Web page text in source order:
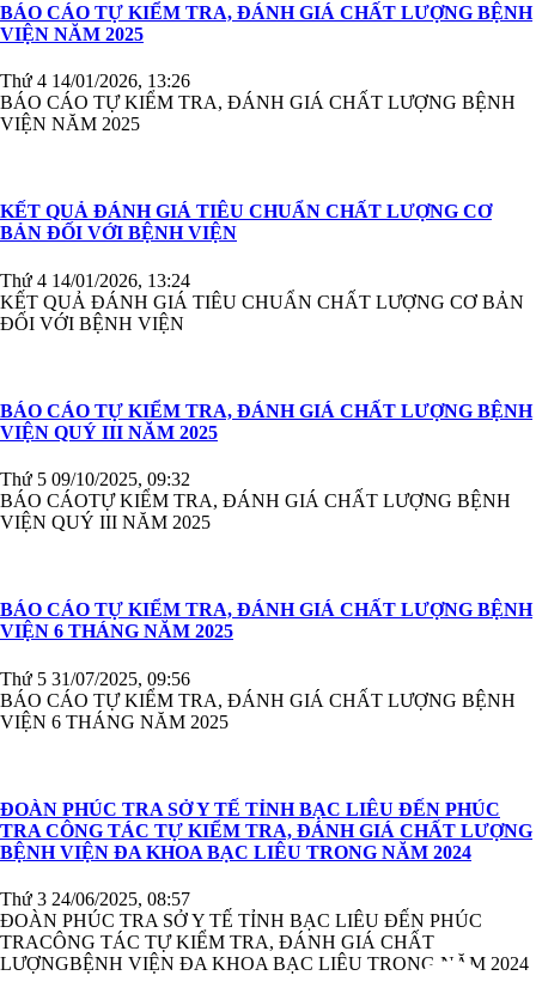
BÁO CÁO TỰ KIỂM TRA, ĐÁNH GIÁ CHẤT LƯỢNG BỆNH
VIỆN NĂM 2025
Thứ 4 14/01/2026, 13:26
BÁO CÁO TỰ KIỂM TRA, ĐÁNH GIÁ CHẤT LƯỢNG BỆNH
VIỆN NĂM 2025
KẾT QUẢ ĐÁNH GIÁ TIÊU CHUẨN CHẤT LƯỢNG CƠ
BẢN ĐỐI VỚI BỆNH VIỆN
Thứ 4 14/01/2026, 13:24
KẾT QUẢ ĐÁNH GIÁ TIÊU CHUẨN CHẤT LƯỢNG CƠ BẢN
ĐỐI VỚI BỆNH VIỆN
BÁO CÁO TỰ KIỂM TRA, ĐÁNH GIÁ CHẤT LƯỢNG BỆNH
VIỆN QUÝ III NĂM 2025
Thứ 5 09/10/2025, 09:32
BÁO CÁOTỰ KIỂM TRA, ĐÁNH GIÁ CHẤT LƯỢNG BỆNH
VIỆN QUÝ III NĂM 2025
BÁO CÁO TỰ KIỂM TRA, ĐÁNH GIÁ CHẤT LƯỢNG BỆNH
VIỆN 6 THÁNG NĂM 2025
Thứ 5 31/07/2025, 09:56
BÁO CÁO TỰ KIỂM TRA, ĐÁNH GIÁ CHẤT LƯỢNG BỆNH
VIỆN 6 THÁNG NĂM 2025
ĐOÀN PHÚC TRA SỞ Y TẾ TỈNH BẠC LIÊU ĐẾN PHÚC
TRA CÔNG TÁC TỰ KIỂM TRA, ĐÁNH GIÁ CHẤT LƯỢNG
BỆNH VIỆN ĐA KHOA BẠC LIÊU TRONG NĂM 2024
Thứ 3 24/06/2025, 08:57
ĐOÀN PHÚC TRA SỞ Y TẾ TỈNH BẠC LIÊU ĐẾN PHÚC
TRACÔNG TÁC TỰ KIỂM TRA, ĐÁNH GIÁ CHẤT
LƯỢNGBỆNH VIỆN ĐA KHOA BẠC LIÊU TRONG NĂM 2024